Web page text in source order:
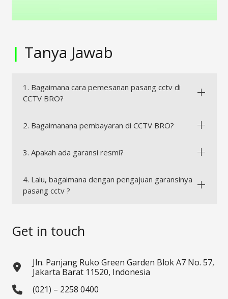
| Tanya Jawab
1. Bagaimana cara pemesanan pasang cctv di
CCTV BRO?
2. Bagaimanana pembayaran di CCTV BRO?
3. Apakah ada garansi resmi?
4. Lalu, bagaimana dengan pengajuan garansinya
pasang cctv ?
Get in touch
Jln. Panjang Ruko Green Garden Blok A7 No. 57,
Jakarta Barat 11520, Indonesia
(021) – 2258 0400